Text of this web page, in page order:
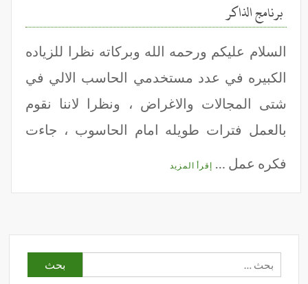
برنامج الذاكر
السلام عليكم ورحمه الله وبركاته نظرا للزياده
الكبيره في عدد مستخدمي الحاسب الالي في
شتى المجالات والاغراض ، ونظرا لاننا نقوم
بالعمل فترات طويله امام الحاسوب ، جاءت
فكره عمل … إقرأ المزيد
عن: